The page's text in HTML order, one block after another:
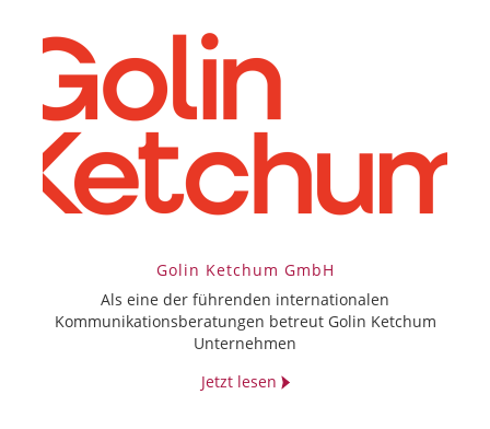
Golin Ketchum GmbH
Als eine der führenden internationalen
Kommunikationsberatungen betreut Golin Ketchum
Unternehmen
Jetzt lesen